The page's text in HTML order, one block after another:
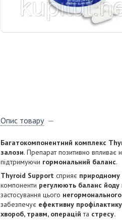
Опис товару
Багатокомпонентний комплекс
залози. Препарат позитивно впливає
підтримуючи гормональний баланс.
Thyroid Support сприяє природному
компоненти регулюють баланс йоду
застосування цього
забезпечує ефективну
хвороб, травм, операцій та стресу.